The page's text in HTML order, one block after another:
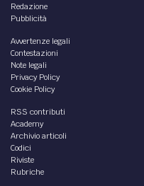
Redazione
Pubblicità
Avvertenze legali
Contestazioni
Note legali
Privacy Policy
Cookie Policy
RSS contributi
Academy
Archivio articoli
Codici
Riviste
Rubriche